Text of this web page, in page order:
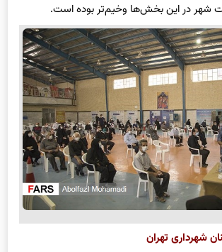
شهر در این بخش‌ها وخیم‌تر بوده است.
شهرداری تهران